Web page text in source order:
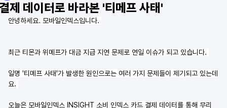
제 데이터로 바라본 '티메프 사태'
안녕하세요. 모바일인덱스입니다.
최근 티몬과 위메프가 대금 지급 지연 문제로 연일 이슈가 되고 있습니다.
일명 '티메프 사태'가 발생한 원인으로는 여러 가지 문제들이 제기되고 있는데
요.
오늘은 모바일인덱스 INSIGHT 소비 인덱스 카드 결제 데이터를 통해 무리